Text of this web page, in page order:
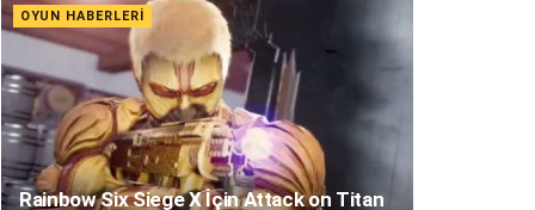
OYUN HABERLERI
Rainbow Six Siege X İçin Attack on Titan